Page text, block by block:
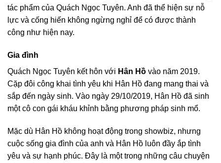
tác phẩm của Quách Ngọc Tuyên. Anh đã thể hiện sự nỗ
lực và cống hiến không ngừng nghỉ để có được thành
công như hiện nay.
Gia đình
Quách Ngọc Tuyên kết hôn với Hân Hồ vào năm 2019.
Cặp đôi công khai tình yêu khi Hân Hồ đang mang thai và
sắp đến ngày sinh. Vào ngày 29/10/2019, Hân Hồ đã sinh
một cô con gái kháu khỉnh bằng phương pháp sinh mổ.
Mặc dù Hân Hồ không hoạt động trong showbiz, nhưng
cuộc sống gia đình của anh và Hân Hồ luôn đầy ắp tình
yêu và sự hạnh phúc. Đây là một trong những câu chuyện